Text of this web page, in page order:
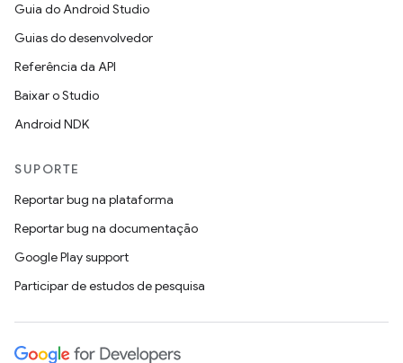
Guia do Android Studio
Guias do desenvolvedor
Referência da API
Baixar o Studio
Android NDK
SUPORTE
Reportar bug na plataforma
Reportar bug na documentação
Google Play support
Participar de estudos de pesquisa